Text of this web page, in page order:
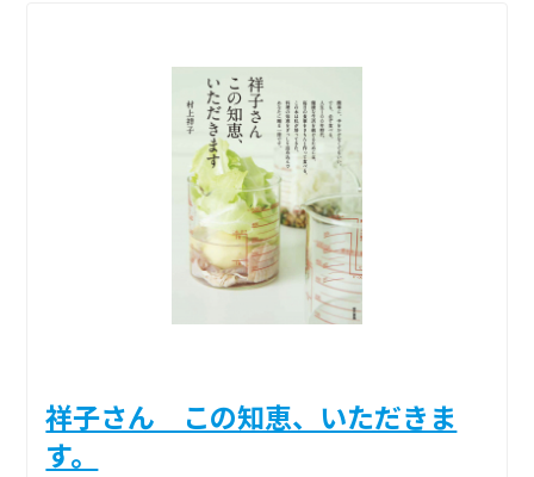
祥子さん この知恵、いただきま
す。